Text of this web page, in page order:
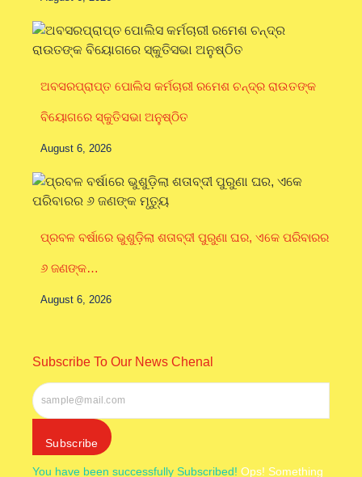
ଅବସରପ୍ରାପ୍ତ ପୋଲିସ କର୍ମଚାରୀ ରମେଶ ଚନ୍ଦ୍ର ରାଉତଙ୍କ
ବିୟୋଗରେ ସ୍କୁତିସଭା ଅନୁଷ୍ଠିତ
August 6, 2026
ପ୍ରବଳ ବର୍ଷାରେ ଭୁଶୁଡ଼ିଲା ଶତାବ୍ଦୀ ପୁରୁଣା ଘର, ଏକେ ପରିବାରର
୬ ଜଣଙ୍କ…
August 6, 2026
Subscribe To Our News Chenal
Subscribe
You have been successfully Subscribed! Ops! Something